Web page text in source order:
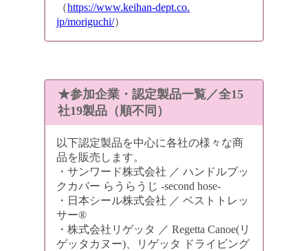
（https://www.keihan-dept.co.
jp/moriguchi/）
★参加企業・認定製品一覧／全15
社19製品（順不同）
以下認定製品を中心に各社の様々な商
品を販売します。
・サンワード株式会社 ／ ハンドルブッ
クカバー らうらうじ -second hose-
・日本シール株式会社 ／ ベストトレッ
サー®
・株式会社リゲッタ ／ Regetta Canoe(リ
ゲッタカヌー)、リゲッタ ドライビング